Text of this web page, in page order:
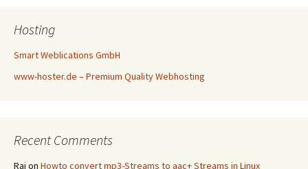
Hosting
Smart Weblications GmbH
www-hoster.de – Premium Quality Webhosting
Recent Comments
Rai on Howto convert mp3-Streams to aac+ Streams in Linux